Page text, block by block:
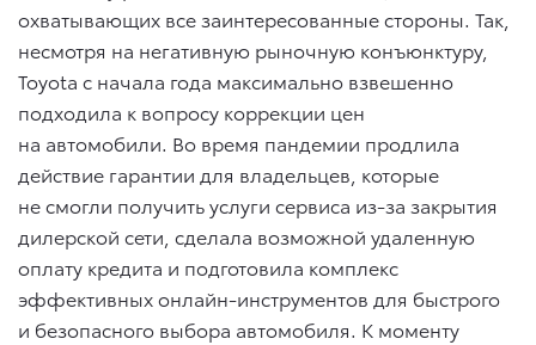
охватывающих все заинтересованные стороны. Так,
несмотря на негативную рыночную конъюнктуру,
Toyota с начала года максимально взвешенно
подходила к вопросу коррекции цен
на автомобили. Во время пандемии продлила
действие гарантии для владельцев, которые
не смогли получить услуги сервиса из-за закрытия
дилерской сети, сделала возможной удаленную
оплату кредита и подготовила комплекс
эффективных онлайн-инструментов для быстрого
и безопасного выбора автомобиля. К моменту